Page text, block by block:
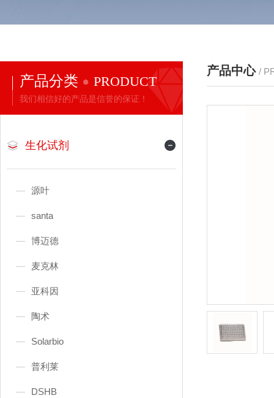
产品分类 PRODUCT
我们相信好的产品是信誉的保证！
生化试剂
源叶
santa
博迈德
麦克林
亚科因
陶术
Solarbio
普利莱
DSHB
产品中心 /